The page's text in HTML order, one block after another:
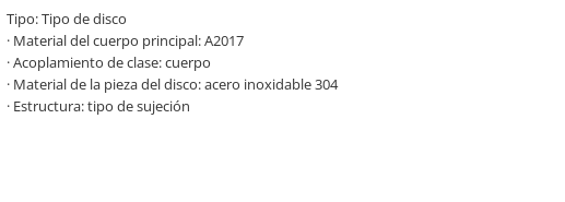
Tipo: Tipo de disco
· Material del cuerpo principal: A2017
· Acoplamiento de clase: cuerpo
· Material de la pieza del disco: acero inoxidable 304
· Estructura: tipo de sujeción